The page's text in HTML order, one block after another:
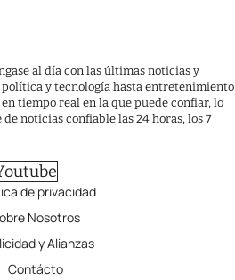
al día con las últimas noticias y
política y tecnología hasta entretenimiento
tiempo real en la que puede confiar, lo
noticias confiable las 24 horas, los 7
de privacidad
Nosotros
y Alianzas
Contácto